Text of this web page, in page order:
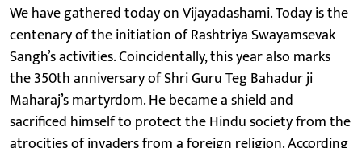
We have gathered today on Vijayadashami. Today is the
centenary of the initiation of Rashtriya Swayamsevak
Sangh’s activities. Coincidentally, this year also marks
the 350th anniversary of Shri Guru Teg Bahadur ji
Maharaj’s martyrdom. He became a shield and
sacrificed himself to protect the Hindu society from the